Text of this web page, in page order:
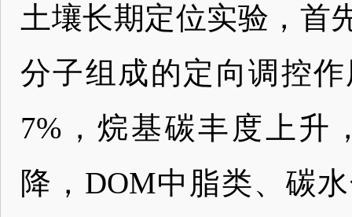
土壤长期定位实验，首
分子组成的定向调控作
7%，烷基碳丰度上升
降，DOM中脂类、碳